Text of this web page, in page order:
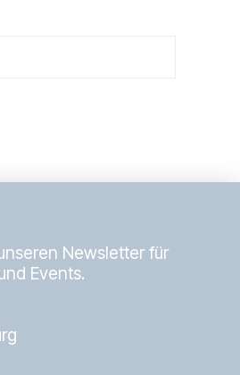
Newsletter für
Events.